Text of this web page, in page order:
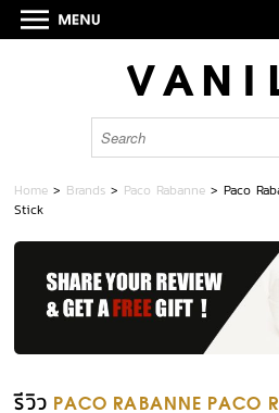
Home > Brands > Paco Rabanne >Paco
Stick
รีวิว PACO RABANNE PACO